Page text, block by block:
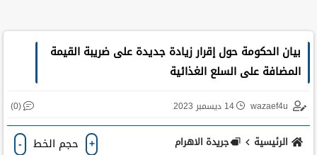
بيان الحكومة حول إقرار زيادة جديدة على ضريبة القيمة
المضافة على السلع الغذائية
wazaef4u 14 ديسمبر 2023 (0)
الرئيسية جريدة الاهرام + حجم الخط -